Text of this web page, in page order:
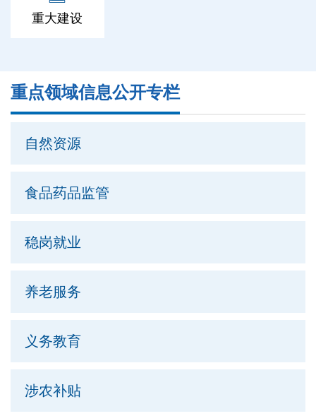
重大建设
重点领域信息公开专栏
自然资源
食品药品监管
稳岗就业
养老服务
义务教育
涉农补贴